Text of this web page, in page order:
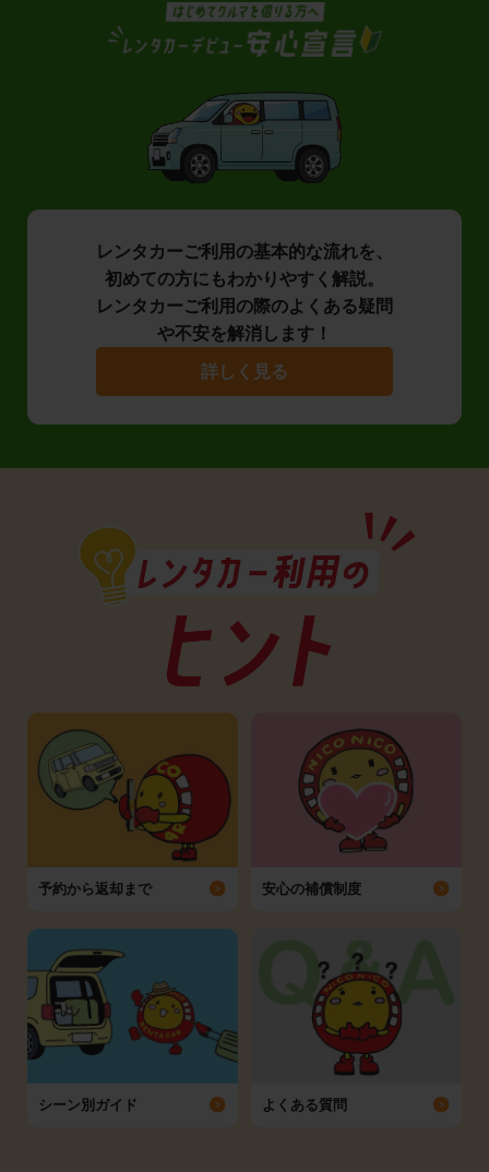
レンタカーご利用の基本的な流れを、
初めての方にもわかりやすく解説。
レンタカーご利用の際のよくある疑問
や不安を解消します！
詳しく見る
予約から返却まで 安心の補償制度
シーン別ガイド よくある質問